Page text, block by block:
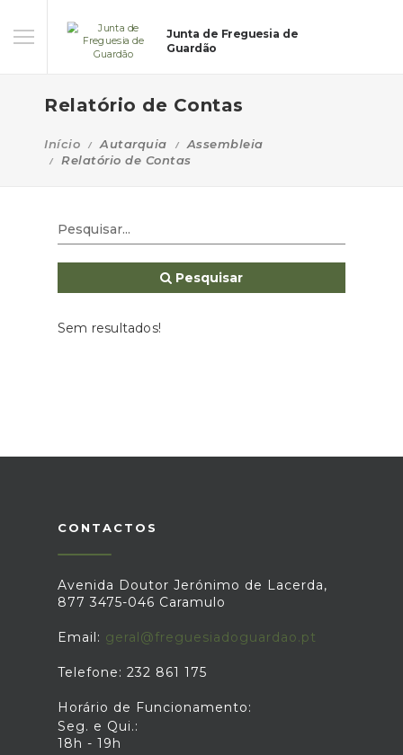
Junta de Freguesia de
Guardão
Relatório de Contas
Início Autarquia
Assembleia
Relatório de Contas
Pesquisar
Sem resultados!
CONTACTOS
Avenida Doutor Jerónimo de Lacerda,
877 3475-046 Caramulo
Email: geral@freguesiadoguardao.pt
Telefone: 232 861 175
Horário de Funcionamento:
Seg. e Qui.:
18h - 19h